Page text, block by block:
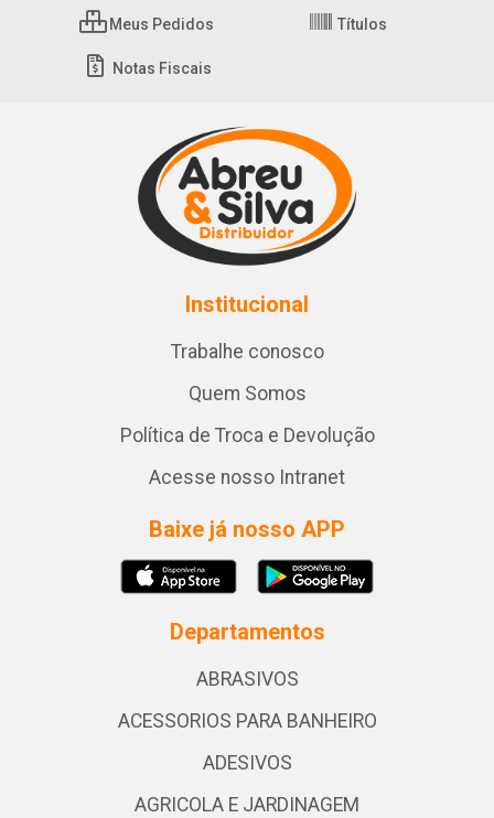
Meus Pedidos Títulos
Notas Fiscais
Institucional
Trabalhe conosco
Quem Somos
Política de Troca e Devolução
Acesse nosso Intranet
Baixe já nosso APP
Departamentos
ABRASIVOS
ACESSORIOS PARA BANHEIRO
ADESIVOS
AGRICOLA E JARDINAGEM